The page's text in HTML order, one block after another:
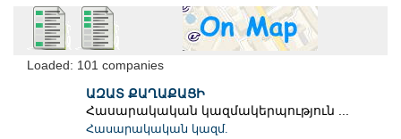
Loaded: 101 companies
ԱԶԱՏ ՔԱՂԱՔԱՑԻ
Հասարակական կազմակերպություն ...
Հասարակական կազմ.